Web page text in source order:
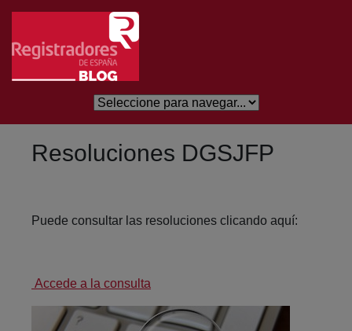
Salta al contingut principal
Resoluciones DGSJFP
Puede consultar las resoluciones clicando aquí:
Accede a la consulta